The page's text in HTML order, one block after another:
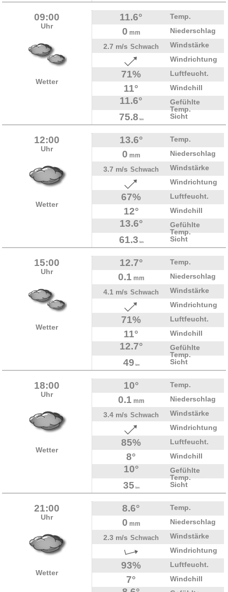
09:00
Uhr
Wetter
11.6° Temp.
0 mm
Niederschlag
2.7 m/s Schwach
Windstärke
Windrichtung
71% Luftfeucht.
11° Windchill
11.6°
Gefühlte
Temp.
75.8 km Sicht
12:00
Uhr
Wetter
13.6° Temp.
0 mm
Niederschlag
3.7 m/s Schwach
Windstärke
Windrichtung
67% Luftfeucht.
12° Windchill
13.6°
Gefühlte
Temp.
61.3 km Sicht
15:00
Uhr
Wetter
12.7° Temp.
0.1 mm
Niederschlag
4.1 m/s Schwach
Windstärke
Windrichtung
71% Luftfeucht.
11° Windchill
12.7°
Gefühlte
Temp.
49 km Sicht
18:00
Uhr
Wetter
10° Temp.
0.1 mm
Niederschlag
3.4 m/s Schwach
Windstärke
Windrichtung
85% Luftfeucht.
8° Windchill
10°
Gefühlte
Temp.
35 km Sicht
21:00
Uhr
Wetter
8.6° Temp.
0 mm
Niederschlag
2.3 m/s Schwach
Windstärke
Windrichtung
93% Luftfeucht.
7° Windchill